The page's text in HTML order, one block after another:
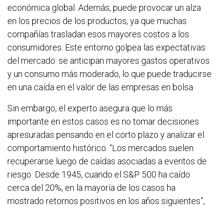
económica global. Además, puede provocar un alza
en los precios de los productos, ya que muchas
compañías trasladan esos mayores costos a los
consumidores. Este entorno golpea las expectativas
del mercado: se anticipan mayores gastos operativos
y un consumo más moderado, lo que puede traducirse
en una caída en el valor de las empresas en bolsa.
Sin embargo, el experto asegura que lo más
importante en estos casos es no tomar decisiones
apresuradas pensando en el corto plazo y analizar el
comportamiento histórico. “Los mercados suelen
recuperarse luego de caídas asociadas a eventos de
riesgo. Desde 1945, cuando el S&P 500 ha caído
cerca del 20%, en la mayoría de los casos ha
mostrado retornos positivos en los años siguientes”,